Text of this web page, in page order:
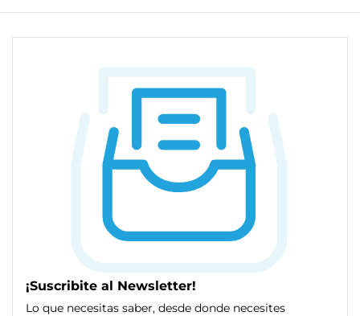
¡Suscribite al Newsletter!
Lo que necesitas saber, desde donde necesites